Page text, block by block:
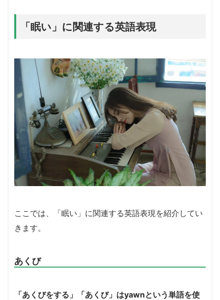
「眠い」に関連する英語表現
ここでは、「眠い」に関連する英語表現を紹介してい
きます。
あくび
「あくびをする」「あくび」はyawnという単語を使